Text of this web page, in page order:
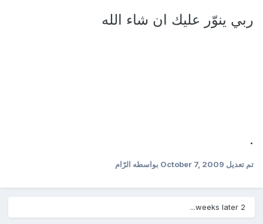
ربي ينوّر عليك ان شاء الله
تم تعديلOctober 7, 2009بواسطه الرّام
2 weeks later...